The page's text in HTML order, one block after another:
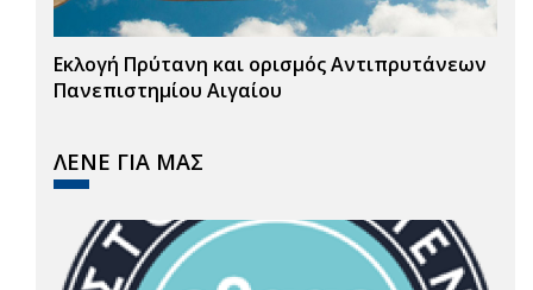
Εκλογή Πρύτανη και ορισμός Αντιπρυτάνεων
Πανεπιστημίου Αιγαίου
ΛΕΝΕ ΓΙΑ ΜΑΣ